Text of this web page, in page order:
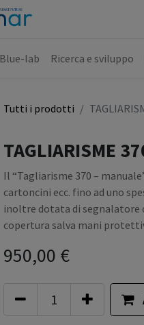
Blue-lab Ricerca e sviluppo
Tutti i prodotti
TAGLIARISME
Il “Tagliarisme 370 –
cartoncini ecc. fino ad uno
inoltre dotata di segnalatore
copertura salva mani
950,00 €